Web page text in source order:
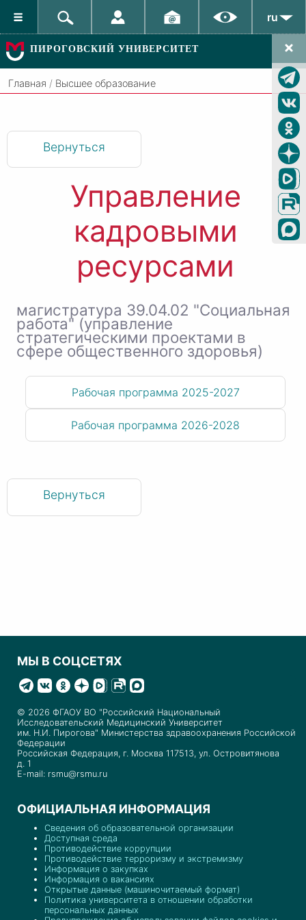
ru
ПИРОГОВСКИЙ УНИВЕРСИТЕТ
Главная / Высшее образование
Вернуться
Управление
кадровыми
ресурсами
магистратура 39.04.02 "Социальная
работа" (управление
стратегическими проектами в
сфере общественного здоровья)
Рабочая программа 2025-2027
Рабочая программа 2026-2028
Вернуться
МЫ В СОЦСЕТЯХ
© 2026 ФГАОУ ВО "Российский Национальный
Исследовательский Медицинский Университет
им. Н.И. Пирогова" Министерства здравоохранения Российской
Федерации
Российская Федерация, г. Москва 117513, ул. Островитянова
д. 1
E-mail: rsmu@rsmu.ru
ОФИЦИАЛЬНАЯ ИНФОРМАЦИЯ
Сведения об образовательной организации
Доступная среда
Противодействие коррупции
Противодействие терроризму и экстремизму
Информация о закупках
Информация о вакансиях
Открытые данные (машиночитаемый формат)
Политика университета в отношении обработки
персональных данных